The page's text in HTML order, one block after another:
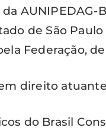
AUNIPEDAG-
de São Paulo
Federação,
direito
do Brasil